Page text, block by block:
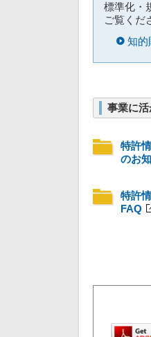
標準化・
ご覧くだ
知的
事業に
特許
のお
特許
FAQ